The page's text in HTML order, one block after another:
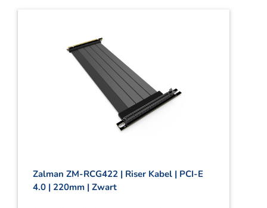
Services
Winkelwagen
Zalman ZM-RCG422 | Riser Kabel | PCI-E
4.0 | 220mm | Zwart